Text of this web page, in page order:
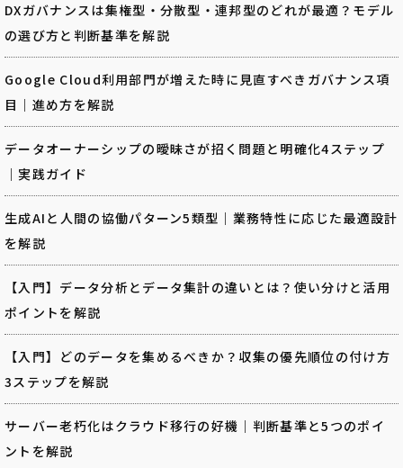
DXガバナンスは集権型・分散型・連邦型のどれが最適？モデル
の選び方と判断基準を解説
Google Cloud利用部門が増えた時に見直すべきガバナンス項
目｜進め方を解説
データオーナーシップの曖昧さが招く問題と明確化4ステップ
｜実践ガイド
生成AIと人間の協働パターン5類型｜業務特性に応じた最適設計
を解説
【入門】データ分析とデータ集計の違いとは？使い分けと活用
ポイントを解説
【入門】どのデータを集めるべきか？収集の優先順位の付け方
3ステップを解説
サーバー老朽化はクラウド移行の好機｜判断基準と5つのポイ
ントを解説